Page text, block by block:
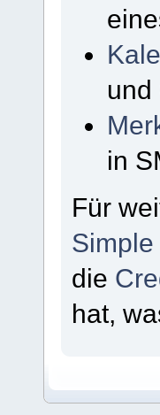
und
in
Für
die
hat,